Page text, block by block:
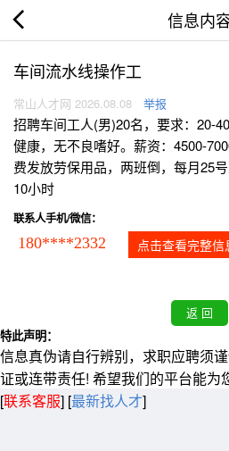
信息内
车间流水线操作工
常山人才网 2026.08.08 举报
招聘车间工人(男)20名，要求：20-
健康，无不良嗜好。薪资：4500-
费发放劳保用品，两班倒，每月25
10小时
联系人手机/微信：
180****2332 点击查看完整信
特此声明：
信息真伪请自行辨别，求职应聘须
证或连带责任! 希望我们的平台能为
[联系客服] [最新找人才]